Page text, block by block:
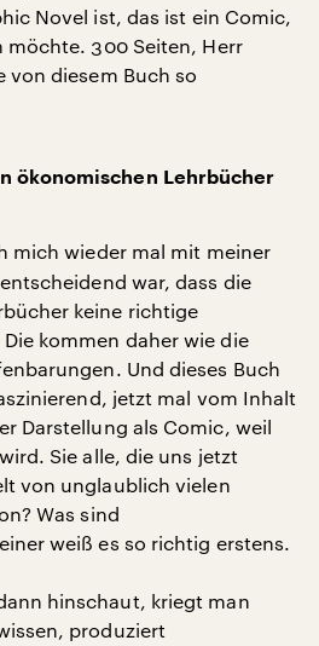
Novel ist, das ist ein Comic,
möchte. 300 Seiten, Herr
von diesem Buch so
ökonomischen Lehrbücher
mich wieder mal mit meiner
war, dass die
keine richtige
kommen daher wie die
Und dieses Buch
jetzt mal vom Inhalt
Darstellung als Comic, weil
Sie alle, die uns jetzt
von unglaublich vielen
Was sind
weiß es so richtig erstens.
hinschaut, kriegt man
produziert